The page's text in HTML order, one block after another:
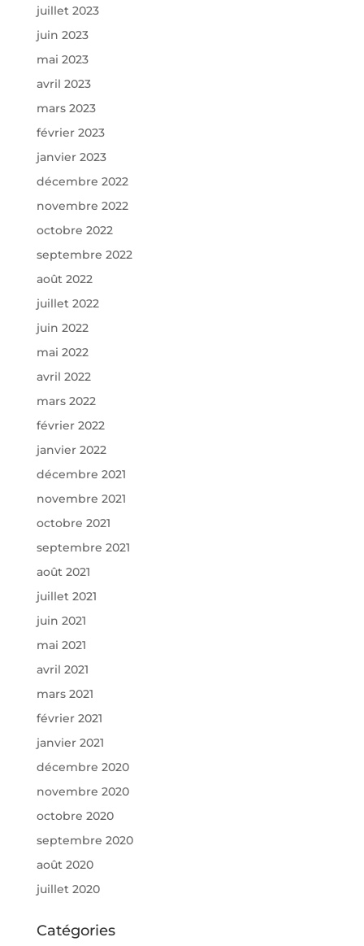
juillet 2023
juin 2023
mai 2023
avril 2023
mars 2023
février 2023
janvier 2023
décembre 2022
novembre 2022
octobre 2022
septembre 2022
août 2022
juillet 2022
juin 2022
mai 2022
avril 2022
mars 2022
février 2022
janvier 2022
décembre 2021
novembre 2021
octobre 2021
septembre 2021
août 2021
juillet 2021
juin 2021
mai 2021
avril 2021
mars 2021
février 2021
janvier 2021
décembre 2020
novembre 2020
octobre 2020
septembre 2020
août 2020
juillet 2020
Catégories